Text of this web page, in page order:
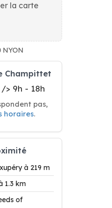
la carte
Champittet
> 9h - 18h
pas,
horaires.
à 219 m
1.3 km
of